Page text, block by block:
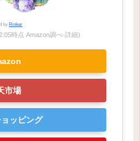
byRinker
時点 Amazon調べ-詳細)
市場
ッピング